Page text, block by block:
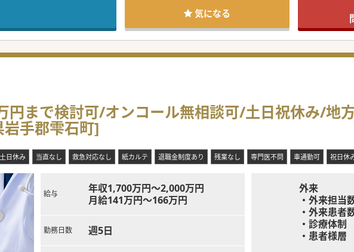
中です。
気になる
円まで検討可/オンコール無相談可/土日祝休み/地
手郡雫石町]
土日休み 当直なし 救急対応なし 紙カルテ 退職金制度あり 残業なし 専門医不問 車通勤可 祝日休
給与
年収1,700万円～2,000万円
月給141万円～166万円
勤務日数 週5日
外来
・外来担当
・外来患者
・診療体
・患者様